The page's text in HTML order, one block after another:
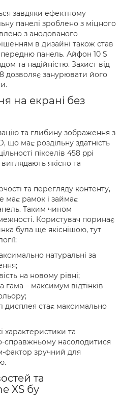
завдяки ефектному
панелі зроблено з міцного
з анодованого
в дизайні також став
панель. Айфон 10 S
та надійністю. Захист від
дозволяє занурювати його
на екрані без
та глибину зображення з
що має роздільну здатність
пікселів 458 ppi
якісно та
та перегляду контенту,
має рамок і займає
Таким чином
Користувач поринає
була ще якіснішою, тут
натуральні за
на новому рівні;
– максимум відтінків
дисплея стає максимально
характеристики та
справжньому насолодитися
фактор зручний для
та
XS бу